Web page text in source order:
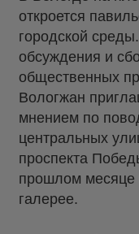
откроется
городской
обсуждения и
общественных
Вологжан
мнением по
центральных
проспекта
прошлом месяце
галерее.